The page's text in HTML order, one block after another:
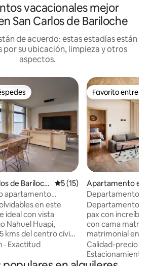
vacacionales mejor
San Carlos de Bariloche
de acuerdo: estas estadías están
por su ubicación, limpieza y otros
aspectos.
de Bariloch
Calificación promedio: 5 de
5 (15)
apartamento
en este
ideal con vista
kms del centro cívico
playa
del Supermercado y
· Exactitud
Favorito entre
Favorito entre
Apartamento en
de Bariloche
Departamento
playa
Departamento en
pax con increíble vista al
con cama
matrimonial en el
con ducha.
horno eléctrico,
microondas,
Calidad-precio
Estacionamiento